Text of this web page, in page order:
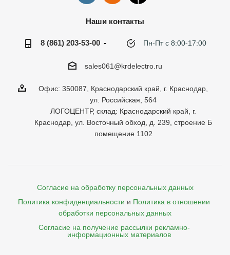
Наши контакты
8 (861) 203-53-00 Пн-Пт с 8:00-17:00
sales061@krdelectro.ru
Офис: 350087, Краснодарский край, г. Краснодар,
ул. Российская, 564
ЛОГОЦЕНТР, склад: Краснодарский край, г.
Краснодар, ул. Восточный обход, д. 239, строение Б
помещение 1102
Согласие на обработку персональных данных
Политика конфиденциальности и Политика в отношении
обработки персональных данных
Согласие на получение рассылки рекламно-
    информационных материалов